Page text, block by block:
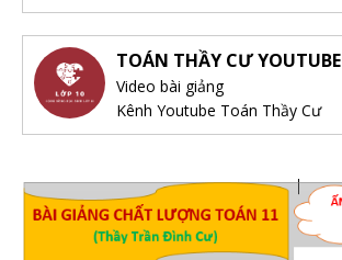
TOÁN THẦY CƯ YOUTUBE
Video bài giảng
Kênh Youtube Toán Thầy Cư